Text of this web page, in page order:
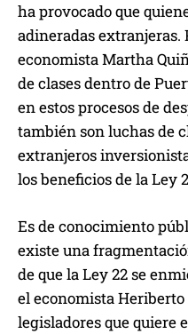
ha provocado que
adineradas extranjeras.
economista Martha
de clases dentro de
en estos procesos de
también son luchas de
extranjeros
los beneficios de la Ley
Es de conocimiento
existe una
de que la Ley 22 se
el economista
legisladores que quiere